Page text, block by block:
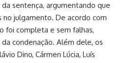
sentença, argumentando que
no julgamento. De acordo com
foi completa e sem falhas,
condenação. Além dele, os
Dino, Cármen Lúcia, Luís